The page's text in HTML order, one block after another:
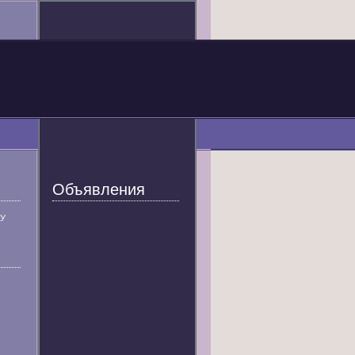
Объявления